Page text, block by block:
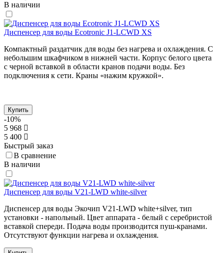
В наличии
Диспенсер для воды Ecotronic J1-LCWD XS
Компактный раздатчик для воды без нагрева и охлаждения. С
небольшим шкафчиком в нижней части. Корпус белого цвета
с черной вставкой в области кранов подачи воды. Без
подключения к сети. Краны «нажим кружкой».
Купить
-10%
5 968
5 400
Быстрый заказ
В сравнение
В наличии
Диспенсер для воды V21-LWD white-silver
Диспенсер для воды Экочип V21-LWD white+silver, тип
установки - напольный. Цвет аппарата - белый с серебристой
вставкой спереди. Подача воды производится пуш-кранами.
Отсутствуют функции нагрева и охлаждения.